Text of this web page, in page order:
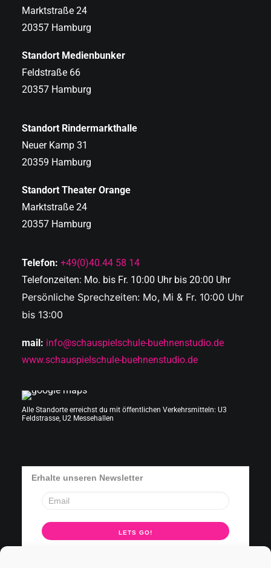
Marktstraße 24
20357 Hamburg
Standort Medienbunker
Feldstraße 66
20357 Hamburg
Standort Rindermarkthalle
Neuer Kamp 31
20359 Hamburg
Standort Theater Orange
Marktstraße 24
20357 Hamburg
Telefon: +49(0)40.44 58 14
Telefonzeiten: Mo. bis Fr. 10:00 Uhr bis 20:00 Uhr
Persönliche Sprechzeiten: Mo, Mi & Fr. 10:00 Uhr
bis 13:00
mail: info@schauspielschule-buehnenstudio.de
www.schauspielschule-buehnenstudio.de
Alle Standorte erreichst du mit öffentlichen Verkehrsmitteln: U3
Feldstrasse, U2 Messehallen
Erhalte unseren Newsletter